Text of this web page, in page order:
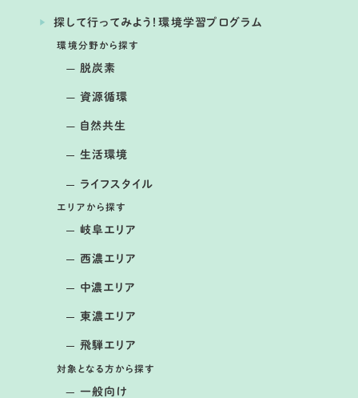
ー
第2回 春の湿地観察会＆ミニコンサー
探して行ってみよう！環境学習プログラム
環境分野から探す
脱炭素
資源循環
自然共生
生活環境
ライフスタイル
エリアから探す
岐阜エリア
西濃エリア
中濃エリア
東濃エリア
飛騨エリア
対象となる方から探す
一般向け